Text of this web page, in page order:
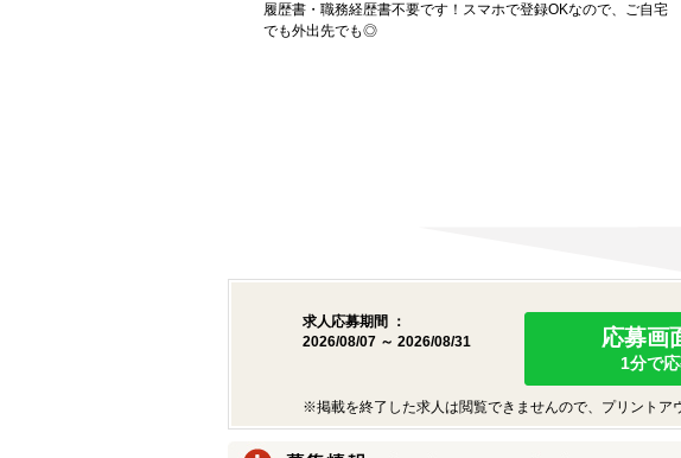
履歴書・職務経歴書不要です！スマホで登録OKなので、ご自宅
でも外出先でも◎
求人応募期間 ：
2026/08/07 ～ 2026/08/31
応募画
1分で
※掲載を終了した求人は閲覧できませんので、プリントア